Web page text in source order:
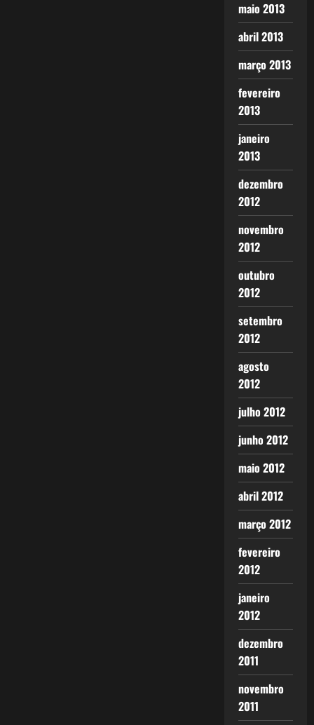
maio 2013
abril 2013
março 2013
fevereiro
2013
janeiro
2013
dezembro
2012
novembro
2012
outubro
2012
setembro
2012
agosto
2012
julho 2012
junho 2012
maio 2012
abril 2012
março 2012
fevereiro
2012
janeiro
2012
dezembro
2011
novembro
2011